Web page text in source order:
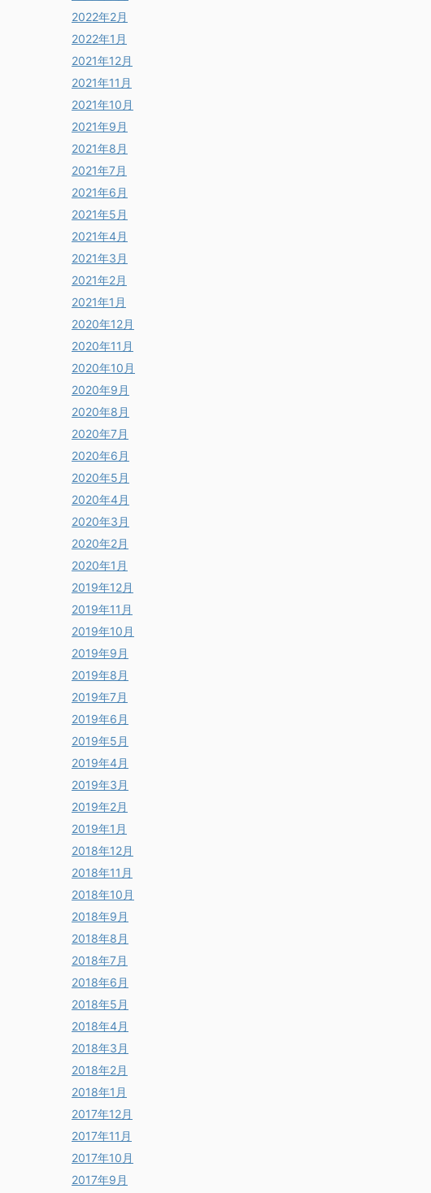
2022年2月
2022年1月
2021年12月
2021年11月
2021年10月
2021年9月
2021年8月
2021年7月
2021年6月
2021年5月
2021年4月
2021年3月
2021年2月
2021年1月
2020年12月
2020年11月
2020年10月
2020年9月
2020年8月
2020年7月
2020年6月
2020年5月
2020年4月
2020年3月
2020年2月
2020年1月
2019年12月
2019年11月
2019年10月
2019年9月
2019年8月
2019年7月
2019年6月
2019年5月
2019年4月
2019年3月
2019年2月
2019年1月
2018年12月
2018年11月
2018年10月
2018年9月
2018年8月
2018年7月
2018年6月
2018年5月
2018年4月
2018年3月
2018年2月
2018年1月
2017年12月
2017年11月
2017年10月
2017年9月